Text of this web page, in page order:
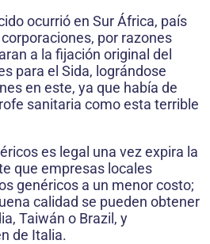
ocurrió en Sur África, país
por razones
a la fijación original del
para el Sida, lográndose
en este, ya que había de
sanitaria como esta terrible
es legal una vez expira la
que empresas locales
genéricos a un menor costo;
calidad se pueden obtener
Taiwán o Brazil, y
de Italia.